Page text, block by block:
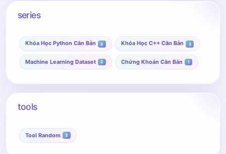
series
Khóa Học Python Căn Bản 5 Khóa Học C++ Căn Bản 3
Machine Learning Dataset 2 Chứng Khoán Căn Bản 1
tools
Tool Random 3